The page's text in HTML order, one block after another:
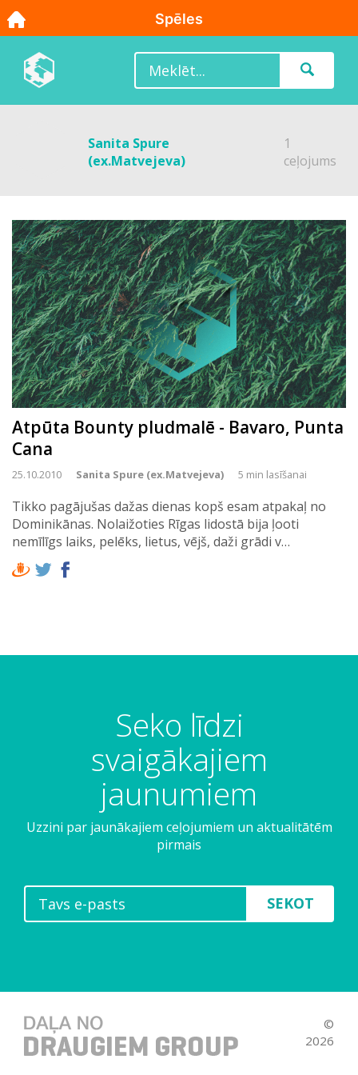
Sanita Spure
(ex.Matvejeva)
1
ceļojums
Atpūta Bounty pludmalē - Bavaro, Punta
Cana
25.10.2010 Sanita Spure (ex.Matvejeva) 5 min lasīšanai
Tikko pagājušas dažas dienas kopš esam atpakaļ no
Dominikānas. Nolaižoties Rīgas lidostā bija ļooti
nemīlīgs laiks, pelēks, lietus, vējš, daži grādi v…
Seko līdzi
svaigākajiem
jaunumiem
Uzzini par jaunākajiem ceļojumiem un aktualitātēm
pirmais
SEKOT
©
2026